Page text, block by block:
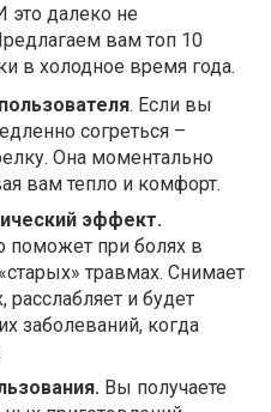
это далеко не
вам топ 10
в холодное время года.
. Если вы
согреться –
Она моментально
вам тепло и комфорт.
эффект.
поможет при болях в
травмах. Снимает
и будет
заболеваний, когда
Вы получаете